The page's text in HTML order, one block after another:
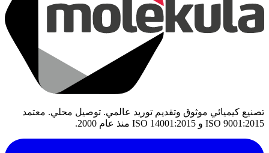
تصنيع كيميائي موثوق وتقديم توريد عالمي. توصيل محلي. معتمد
ISO 9001:2015 و ISO 14001:2015 منذ عام 2000.